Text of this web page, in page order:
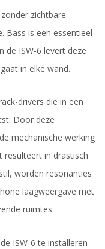
zichtbare
Bass is een essentieel
de ISW-6 levert deze
in elke wand.
drivers die in een
Door deze
mechanische werking
resulteert in drastisch
worden resonanties
laagweergave met
ruimtes.
ISW-6 te installeren